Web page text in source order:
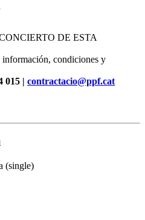
DE ESTA
información, condiciones y
015 | contractacio@ppf.cat